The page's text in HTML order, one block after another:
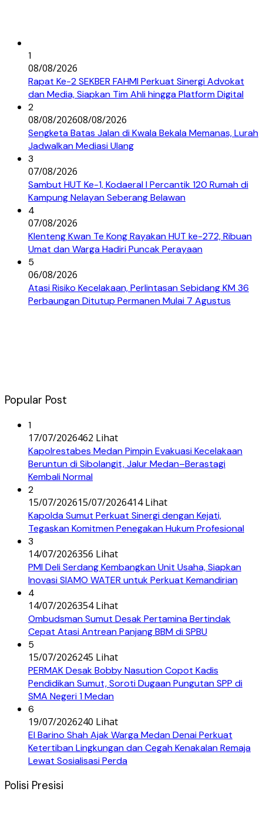
1
08/08/2026
Rapat Ke-2 SEKBER FAHMI Perkuat Sinergi Advokat
dan Media, Siapkan Tim Ahli hingga Platform Digital
2
08/08/202608/08/2026
Sengketa Batas Jalan di Kwala Bekala Memanas, Lurah
Jadwalkan Mediasi Ulang
3
07/08/2026
Sambut HUT Ke-1, Kodaeral I Percantik 120 Rumah di
Kampung Nelayan Seberang Belawan
4
07/08/2026
Klenteng Kwan Te Kong Rayakan HUT ke-272, Ribuan
Umat dan Warga Hadiri Puncak Perayaan
5
06/08/2026
Atasi Risiko Kecelakaan, Perlintasan Sebidang KM 36
Perbaungan Ditutup Permanen Mulai 7 Agustus
Popular Post
1
17/07/2026462 Lihat
Kapolrestabes Medan Pimpin Evakuasi Kecelakaan
Beruntun di Sibolangit, Jalur Medan–Berastagi
Kembali Normal
2
15/07/202615/07/2026414 Lihat
Kapolda Sumut Perkuat Sinergi dengan Kejati,
Tegaskan Komitmen Penegakan Hukum Profesional
3
14/07/2026356 Lihat
PMI Deli Serdang Kembangkan Unit Usaha, Siapkan
Inovasi SIAMO WATER untuk Perkuat Kemandirian
4
14/07/2026354 Lihat
Ombudsman Sumut Desak Pertamina Bertindak
Cepat Atasi Antrean Panjang BBM di SPBU
5
15/07/2026245 Lihat
PERMAK Desak Bobby Nasution Copot Kadis
Pendidikan Sumut, Soroti Dugaan Pungutan SPP di
SMA Negeri 1 Medan
6
19/07/2026240 Lihat
El Barino Shah Ajak Warga Medan Denai Perkuat
Ketertiban Lingkungan dan Cegah Kenakalan Remaja
Lewat Sosialisasi Perda
Polisi Presisi